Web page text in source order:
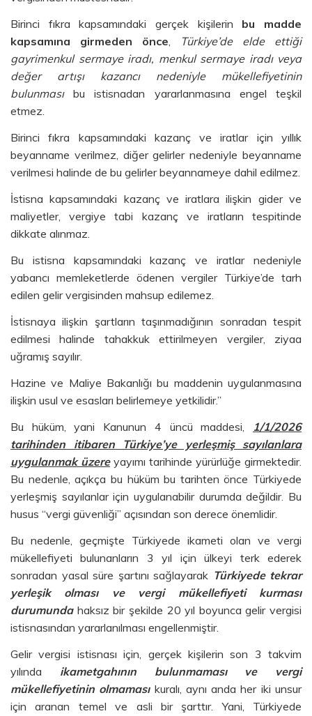
Birinci fıkra kapsamındaki gerçek kişilerin bu madde
kapsamına girmeden önce
Türkiye’de elde ettiği
gayrimenkul sermaye iradı, menkul sermaye iradı veya
değer artışı kazancı nedeniyle mükellefiyetinin
bulunmasıbu istisnadan yararlanmasına engel teşkil
etmez.
Birinci fıkra kapsamındaki kazanç ve iratlar için yıllık
beyanname verilmez, diğer gelirler nedeniyle beyanname
verilmesi halinde de bu gelirler beyannameye dahil edilmez.
İstisna kapsamındaki kazanç ve iratlara ilişkin gider ve
maliyetler, vergiye tabi kazanç ve iratların tespitinde
dikkate alınmaz.
Bu istisna kapsamındaki kazanç ve iratlar nedeniyle
yabancı memleketlerde ödenen vergiler Türkiye’de tarh
edilen gelir vergisinden mahsup edilemez.
İstisnaya ilişkin şartların taşınmadığının sonradan tespit
edilmesi halinde tahakkuk ettirilmeyen vergiler, ziyaa
uğramış sayılır.
Hazine ve Maliye Bakanlığı bu maddenin uygulanmasına
ilişkin usul ve esasları belirlemeye yetkilidir.”
Bu hüküm, yani Kanunun 4 üncü maddesi, 1/1/2026
tarihinden itibaren Türkiye’ye yerleşmiş sayılanlara
uygulanmak üzereyayımı tarihinde yürürlüğe girmektedir.
Bu nedenle, açıkça bu hüküm bu tarihten önce Türkiyede
yerleşmiş sayılanlar için uygulanabilir durumda değildir. Bu
husus “vergi güvenliği” açısından son derece önemlidir.
Bu nedenle, geçmişte Türkiyede ikameti olan ve vergi
mükellefiyeti bulunanların 3 yıl için ülkeyi terk ederek
sonradan yasal süre şartını sağlayarak Türkiyede tekrar
yerleşik olması ve vergi mükellefiyeti kurması
durumundahaksız bir şekilde 20 yıl boyunca gelir vergisi
istisnasından yararlanılması engellenmiştir.
Gelir vergisi istisnası için, gerçek kişilerin son 3 takvim
yılında ikametgahının bulunmaması ve vergi
mükellefiyetinin olmamasıkuralı, aynı anda her iki unsur
için aranan temel ve asli bir şarttır. Yani, Türkiyede